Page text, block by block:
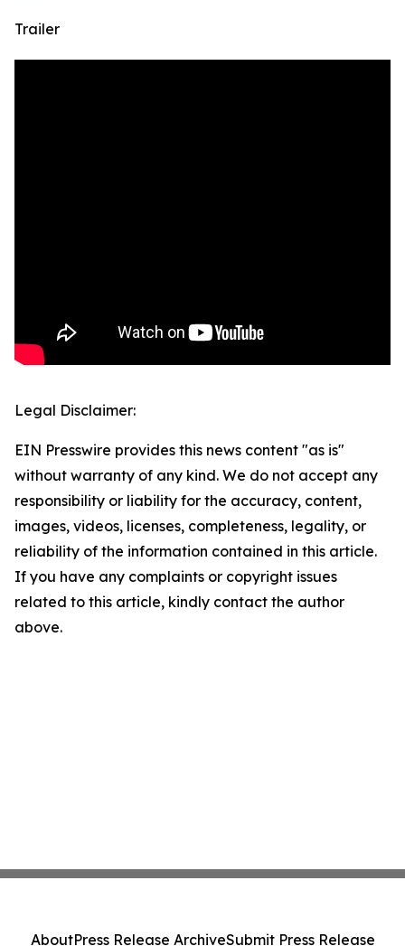
Trailer
Legal Disclaimer:
EIN Presswire provides this news content "as is"
without warranty of any kind. We do not accept any
responsibility or liability for the accuracy, content,
images, videos, licenses, completeness, legality, or
reliability of the information contained in this article.
If you have any complaints or copyright issues
related to this article, kindly contact the author
above.
AboutPress Release ArchiveSubmit Press Release